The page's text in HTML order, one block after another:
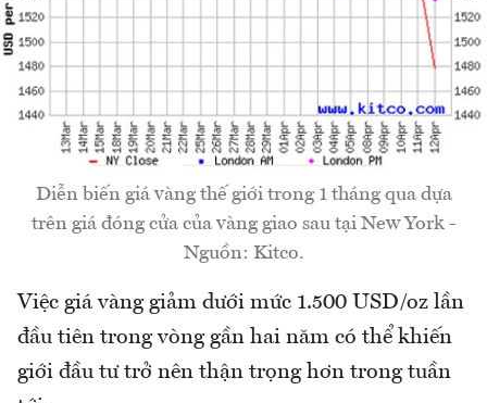
Diễn biến giá vàng thế giới trong 1 tháng qua dựa
trên giá đóng cửa của vàng giao sau tại New York -
Nguồn: Kitco.
Việc giá vàng giảm dưới mức 1.500 USD/oz lần
đầu tiên trong vòng gần hai năm có thể khiến
giới đầu tư trở nên thận trọng hơn trong tuần